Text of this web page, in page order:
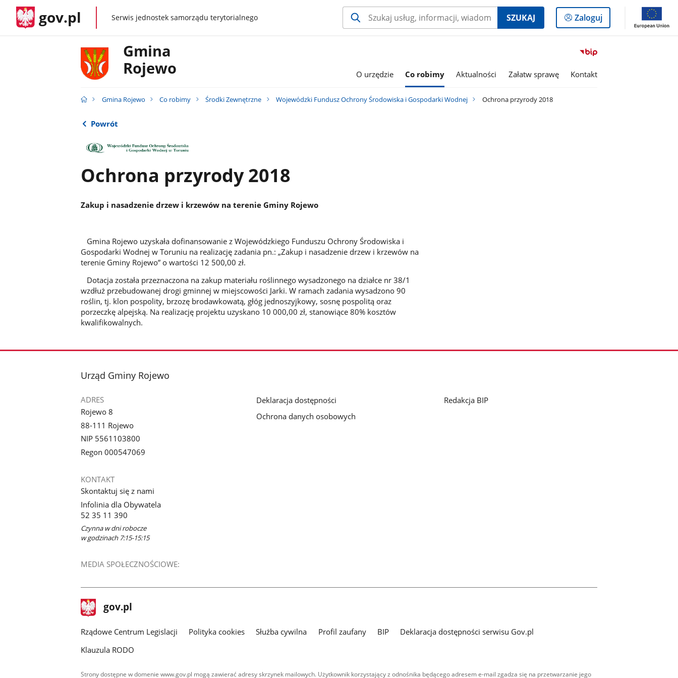
gov.pl gov.plSerwis jednostek samorządu terytorialnego SZUKAJ
Logowanie
do
Zaloguj
Przejdź
serwisu
Gmina
Rojewo
O urzędzie Co robimy Aktualności Załatw sprawę Kontakt
Gmina Rojewo Co robimy Środki Zewnętrzne Wojewódzki Fundusz Ochrony Środowiska i Gospodarki Wodnej Ochrona przyrody 2018
Powrót
Ochrona przyrody 2018
Zakup i nasadzenie drzew i krzewów na terenie Gminy Rojewo
Gmina Rojewo uzyskała dofinansowanie z Wojewódzkiego Funduszu Ochrony Środowiska i
Gospodarki Wodnej w Toruniu na realizację zadania pn.: „Zakup i nasadzenie drzew i krzewów na
terenie Gminy Rojewo” o wartości 12 500,00 zł.
Dotacja została przeznaczona na zakup materiału roślinnego wysadzonego na działce nr 38/1
wzdłuż przebudowanej drogi gminnej w miejscowości Jarki. W ramach zadania wysadzono 90
roślin, tj. klon pospolity, brzozę brodawkowatą, głóg jednoszyjkowy, sosnę pospolitą oraz
porzeczkę alpejską. Na realizację projektu uzyskano 10 000,00 zł, stanowiące 80% kosztów
kwalifikowalnych.
stopka
Urząd Gminy Rojewo
ADRES
Rojewo 8
88-111 Rojewo
NIP 5561103800
Regon 000547069
KONTAKT
Skontaktuj się z nami
Infolinia dla Obywatela
52 35 11 390
Czynna w dni robocze
w godzinach 7:15-15:15
MEDIA SPOŁECZNOŚCIOWE:
Deklaracja dostępności
Ochrona danych osobowych
Redakcja BIP
stopka
gov.pl Strona
gov.pl
Rządowe Centrum Legislacji Polityka cookies Służba cywilna Profil zaufany BIP
Deklaracja dostępności serwisu Gov.pl
Klauzula RODO
Strony dostępne w domenie www.gov.pl mogą zawierać adresy skrzynek mailowych. Użytkownik korzystający z odnośnika będącego adresem e-mail zgadza się na przetwarzanie jego